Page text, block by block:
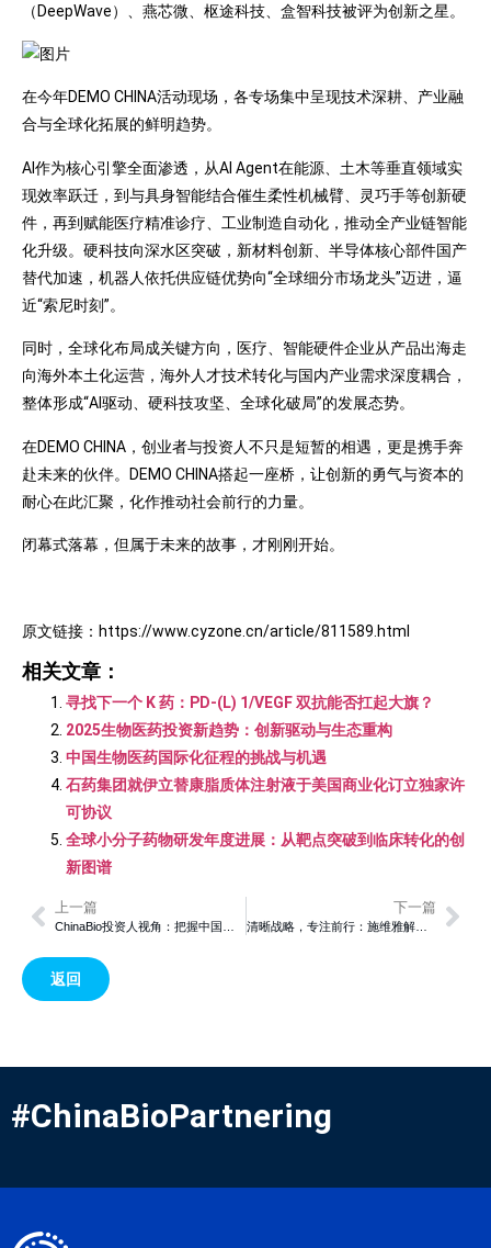
（DeepWave）、燕芯微、枢途科技、盒智科技被评为创新之星。
在今年DEMO CHINA活动现场，各专场集中呈现技术深耕、产业融
合与全球化拓展的鲜明趋势。
AI作为核心引擎全面渗透，从AI Agent在能源、土木等垂直领域实
现效率跃迁，到与具身智能结合催生柔性机械臂、灵巧手等创新硬
件，再到赋能医疗精准诊疗、工业制造自动化，推动全产业链智能
化升级。硬科技向深水区突破，新材料创新、半导体核心部件国产
替代加速，机器人依托供应链优势向“全球细分市场龙头”迈进，逼
近“索尼时刻”。
同时，全球化布局成关键方向，医疗、智能硬件企业从产品出海走
向海外本土化运营，海外人才技术转化与国内产业需求深度耦合，
整体形成“AI驱动、硬科技攻坚、全球化破局”的发展态势。
在DEMO CHINA，创业者与投资人不只是短暂的相遇，更是携手奔
赴未来的伙伴。DEMO CHINA搭起一座桥，让创新的勇气与资本的
耐心在此汇聚，化作推动社会前行的力量。
闭幕式落幕，但属于未来的故事，才刚刚开始。
原文链接：https://www.cyzone.cn/article/811589.html
相关文章：
寻找下一个 K 药：PD-(L) 1/VEGF 双抗能否扛起大旗？
2025生物医药投资新趋势：创新驱动与生态重构
中国生物医药国际化征程的挑战与机遇
石药集团就伊立替康脂质体注射液于美国商业化订立独家许
可协议
全球小分子药物研发年度进展：从靶点突破到临床转化的创
新图谱
上一篇 下一篇
清晰战略，专注前行：施维雅解析中国生物医药合作之道
返回
#ChinaBioPartnering